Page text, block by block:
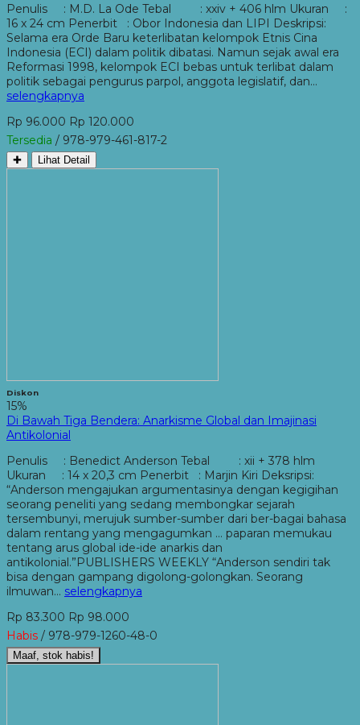
Penulis : M.D. La Ode Tebal : xxiv + 406 hlm Ukuran :
16 x 24 cm Penerbit : Obor Indonesia dan LIPI Deskripsi:
Selama era Orde Baru keterlibatan kelompok Etnis Cina
Indonesia (ECI) dalam politik dibatasi. Namun sejak awal era
Reformasi 1998, kelompok ECI bebas untuk terlibat dalam
politik sebagai pengurus parpol, anggota legislatif, dan…
selengkapnya
Rp 96.000 Rp 120.000
Tersedia / 978-979-461-817-2
✚ Lihat Detail
Diskon
15%
Di Bawah Tiga Bendera: Anarkisme Global dan Imajinasi
Antikolonial
Penulis : Benedict Anderson Tebal : xii + 378 hlm
Ukuran : 14 x 20,3 cm Penerbit : Marjin Kiri Deksripsi:
“Anderson mengajukan argumentasinya dengan kegigihan
seorang peneliti yang sedang membongkar sejarah
tersembunyi, merujuk sumber-sumber dari ber-bagai bahasa
dalam rentang yang mengagumkan … paparan memukau
tentang arus global ide-ide anarkis dan
antikolonial.”PUBLISHERS WEEKLY “Anderson sendiri tak
bisa dengan gampang digolong-golongkan. Seorang
ilmuwan… selengkapnya
Rp 83.300 Rp 98.000
Habis / 978-979-1260-48-0
Maaf, stok habis!